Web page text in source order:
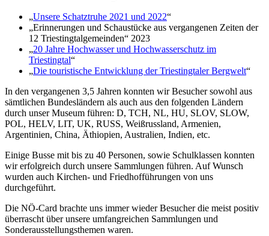
„Unsere Schatztruhe 2021 und 2022“
„Erinnerungen und Schaustücke aus vergangenen Zeiten der
12 Triestingtalgemeinden“ 2023
„20 Jahre Hochwasser und Hochwasserschutz im
Triestingtal“
„Die touristische Entwicklung der Triestingtaler Bergwelt“
In den vergangenen 3,5 Jahren konnten wir Besucher sowohl aus
sämtlichen Bundesländern als auch aus den folgenden Ländern
durch unser Museum führen: D, TCH, NL, HU, SLOV, SLOW,
POL, HELV, LIT, UK, RUSS, Weißrussland, Armenien,
Argentinien, China, Äthiopien, Australien, Indien, etc.
Einige Busse mit bis zu 40 Personen, sowie Schulklassen konnten
wir erfolgreich durch unsere Sammlungen führen. Auf Wunsch
wurden auch Kirchen- und Friedhofführungen von uns
durchgeführt.
Die NÖ-Card brachte uns immer wieder Besucher die meist positiv
überrascht über unsere umfangreichen Sammlungen und
Sonderausstellungsthemen waren.